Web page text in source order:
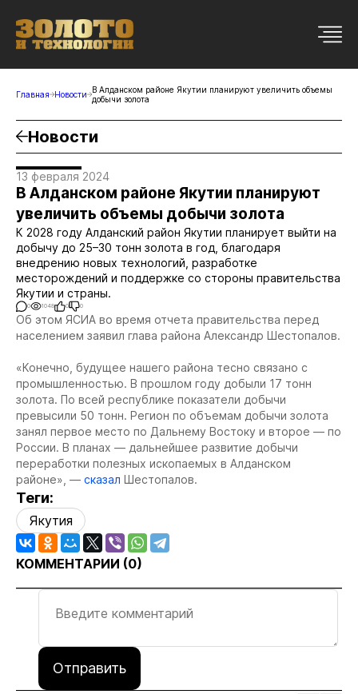
Главная Новости
В Алданском районе Якутии планируют увеличить объемы
добычи золота
Новости
13 февраля 2024
В Алданском районе Якутии планируют
увеличить объемы добычи золота
К 2028 году Алданский район Якутии планирует выйти на
добычу до 25–30 тонн золота в год, благодаря
внедрению новых технологий, разработке
месторождений и поддержке со стороны правительства
Якутии и страны.
0 1048 0 0
Об этом ЯСИА во время отчета правительства перед
населением заявил глава района Александр Шестопалов.
«Конечно, будущее нашего района тесно связано с
промышленностью. В прошлом году добыли 17 тонн
золота. По всей республике показатели добычи
превысили 50 тонн. Регион по объемам добычи золота
занял первое место по Дальнему Востоку и второе — по
России. В планах — дальнейшее развитие добычи
переработки полезных ископаемых в Алданском
районе», — сказал Шестопалов.
Теги:
Якутия
КОММЕНТАРИИ (0)
Отправить